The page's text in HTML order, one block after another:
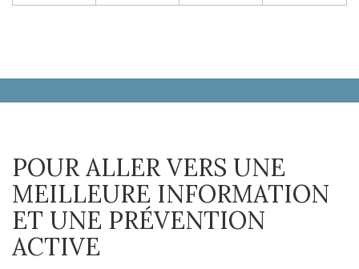
POUR ALLER VERS UNE
MEILLEURE INFORMATION
ET UNE PRÉVENTION
ACTIVE